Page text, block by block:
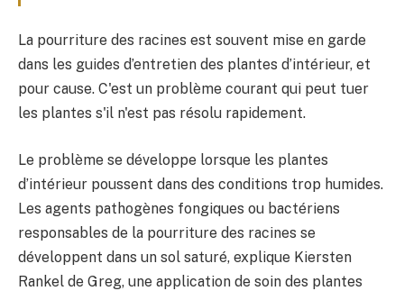
La pourriture des racines est souvent mise en garde
dans les guides d’entretien des plantes d’intérieur, et
pour cause. C'est un problème courant qui peut tuer
les plantes s'il n'est pas résolu rapidement.
Le problème se développe lorsque les plantes
d’intérieur poussent dans des conditions trop humides.
Les agents pathogènes fongiques ou bactériens
responsables de la pourriture des racines se
développent dans un sol saturé, explique Kiersten
Rankel de Greg, une application de soin des plantes